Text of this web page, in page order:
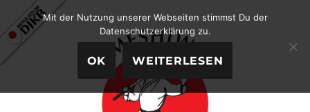
Mit der Nutzung unserer Webseiten stimmst Du der
Datenschutzerklärung zu.
OK WEITERLESEN